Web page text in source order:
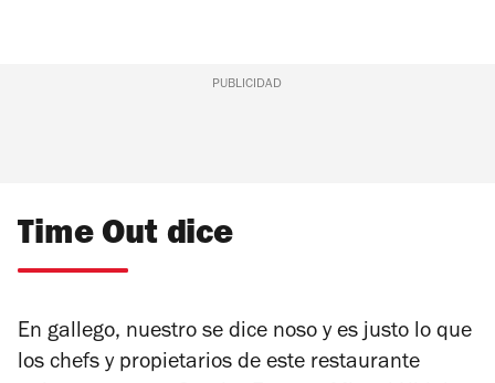
PUBLICIDAD
Time Out dice
En gallego, nuestro se dice noso y es justo lo que
los chefs y propietarios de este restaurante